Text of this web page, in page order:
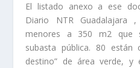
El listado anexo a ese
Diario NTR Guadalajara
menores a 350 m2 que
subasta pública. 80 están
destino” de área verde,